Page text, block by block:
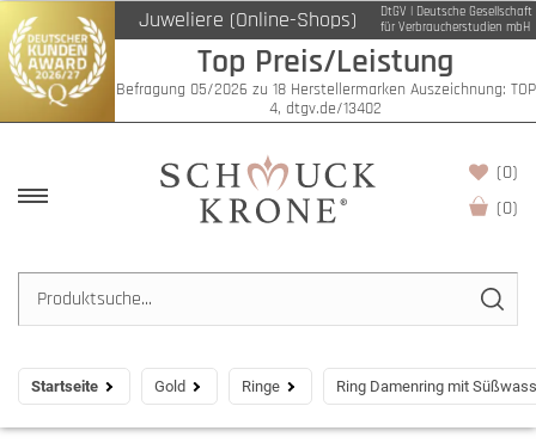
Juweliere (Online-Shops)
DtGV | Deutsche Gesellschaft
für Verbraucherstudien mbH
Top Preis/Leistung
Befragung 05/2026 zu 18 Herstellermarken Auszeichnung: TOP
4, dtgv.de/13402
(0)
(0)
Startseite Gold Ringe Ring Damenring mit